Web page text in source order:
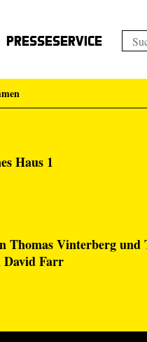
Presseservice
Haus 1
Thomas Vinterberg und
David Farr